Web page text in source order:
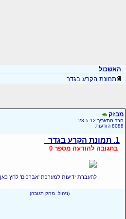
האשכול
תמונת הקרע בגדר
מבזק
חבר מתאריך 23.5.12
8088 הודעות
1. תמונת הקרע בגדר
בתגובה להודעה מספר 0
להעברת ידיעות למערכת 'אברכים' לחץ כאן
(ניהול: מחק תגובה)